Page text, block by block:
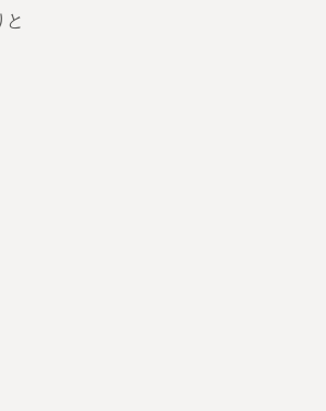
と